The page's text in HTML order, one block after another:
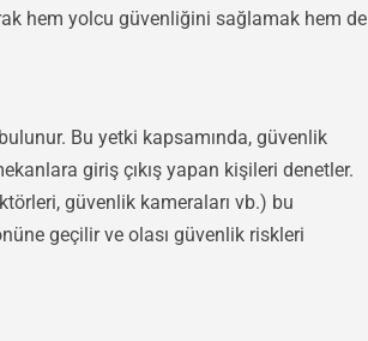
hem yolcu güvenliğini sağlamak hem de
Bu yetki kapsamında, güvenlik
giriş çıkış yapan kişileri denetler.
güvenlik kameraları vb.) bu
geçilir ve olası güvenlik riskleri